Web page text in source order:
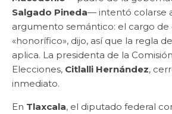
Salgado Pineda— intentó colarse
argumento semántico: el cargo de
«honorífico», dijo, así que la regla
aplica. La presidenta de la
Elecciones, Citlalli Hernández,
inmediato.
En Tlaxcala, el diputado federal